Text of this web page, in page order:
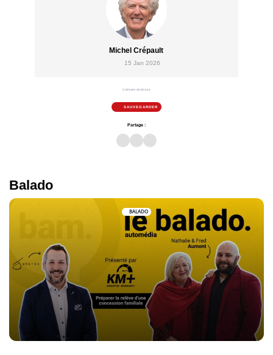
Michel Crépault
15 Jan 2026
2 minutes de lecture
SAUVEGARDER
Partage :
Balado
BALADO